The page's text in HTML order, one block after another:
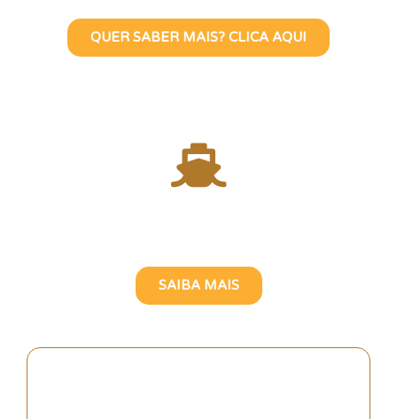
QUER SABER MAIS? CLICA AQUI
SAIBA MAIS